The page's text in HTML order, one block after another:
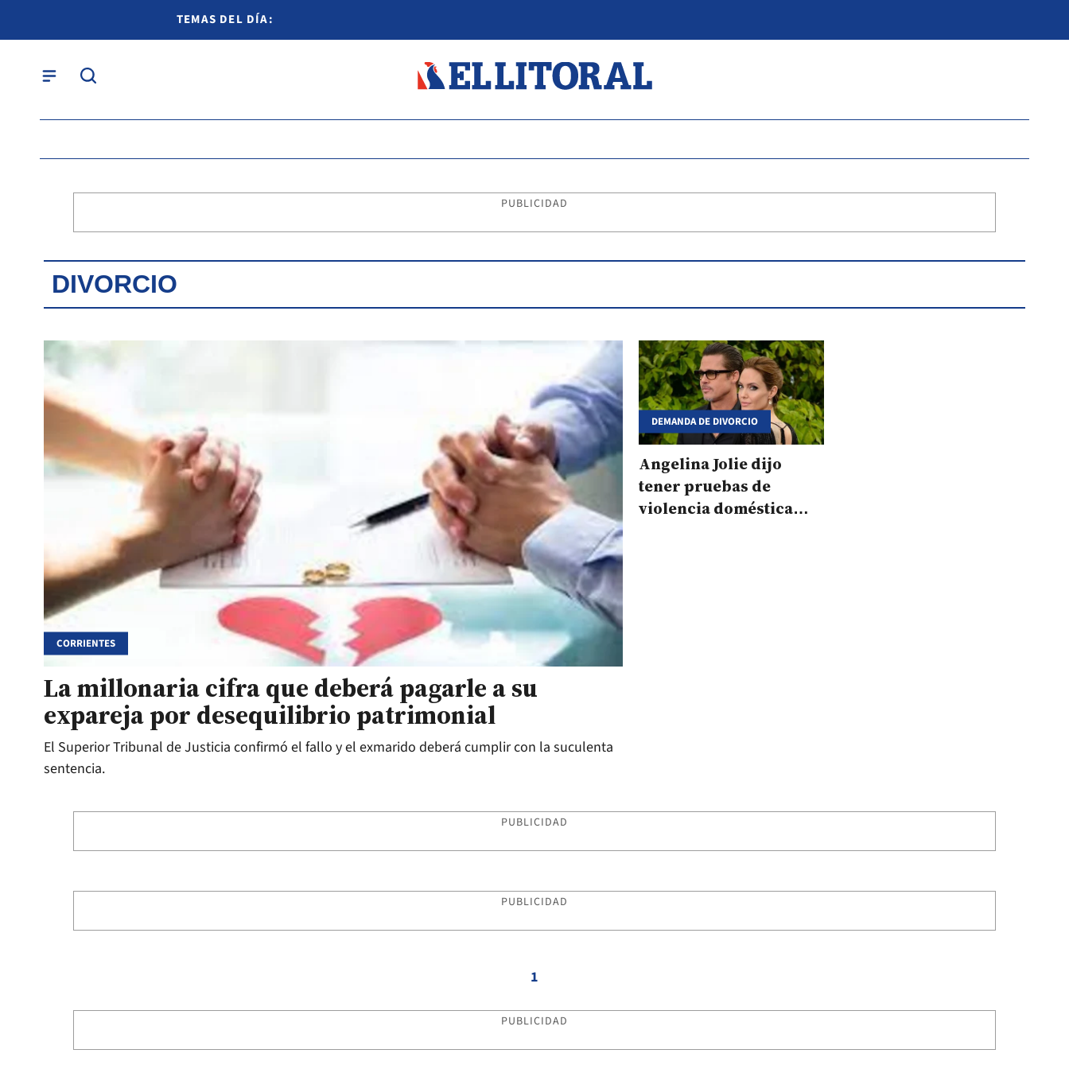
TEMAS DEL DÍA:
PUBLICIDAD
DIVORCIO
CORRIENTES
La millonaria cifra que deberá pagarle a su
expareja por desequilibrio patrimonial
El Superior Tribunal de Justicia confirmó el fallo y el exmarido deberá cumplir con la suculenta
sentencia.
DEMANDA DE DIVORCIO
Angelina Jolie dijo
tener pruebas de
violencia doméstica
PUBLICIDAD
PUBLICIDAD
1
PUBLICIDAD